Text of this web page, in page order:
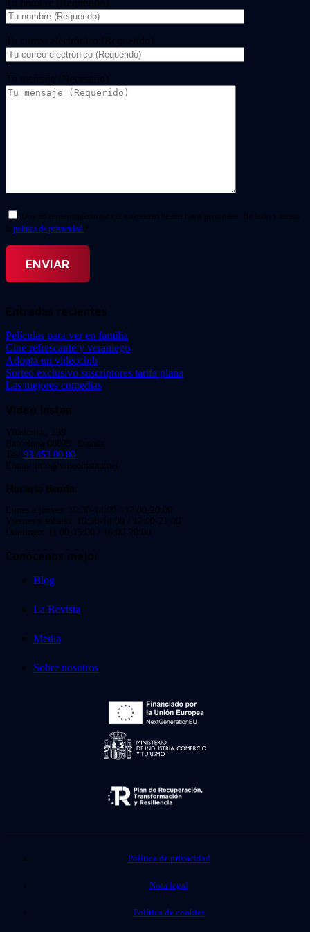
Tu nombre (Requerido)
Tu correo electrónico (Requerido)
Tu mensaje (Necesario)
Doy mi consentimiento para el tratamiento de mis datos personales. He leído y acepto
la política de privacidad. *
Entradas recientes
Películas para ver en familia
Cine refrescante y veraniego
Adopta un videoclub
Sorteo exclusivo suscriptores tarifa plana
Las mejores comedias
Video Instan
Viladomat, 239
Barcelona 08029. España.
Tel: 93 453 00 00
Email: info@videoinstan.net
Horario tienda
Lunes a jueves: 10:30-14:00 / 17:00-20:00
Viernes y sábado: 10:30-14:00 / 17:00-21:00
Domingo: 11:00-15:00 / 16:00-20:00
Conócenos mejor
Blog
La Revista
Media
Sobre nosotros
Política de privacidad
Nota legal
Política de cookies